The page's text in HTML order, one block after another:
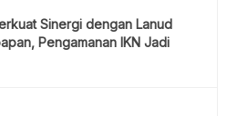
Sinergi dengan Lanud
Pengamanan IKN Jadi